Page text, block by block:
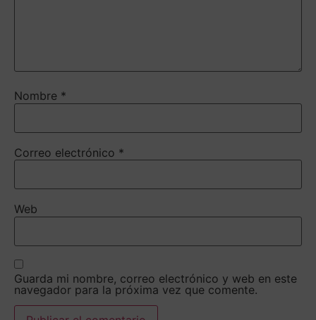
Nombre *
Correo electrónico *
Web
Guarda mi nombre, correo electrónico y web en este
navegador para la próxima vez que comente.